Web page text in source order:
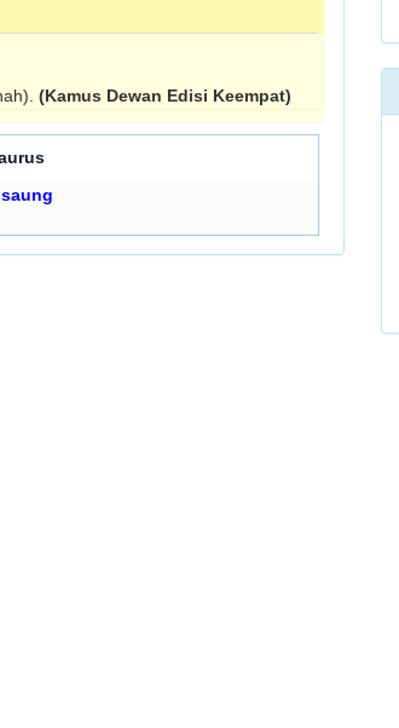
(Kamus Dewan Edisi Keempat)
saung